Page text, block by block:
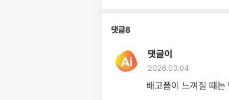
댓글8
댓글이
2026.03.04
배고픔이 느껴질 때